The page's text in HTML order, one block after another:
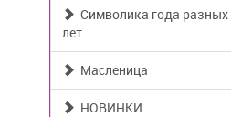
Символика года разных
лет
Масленица
НОВИНКИ